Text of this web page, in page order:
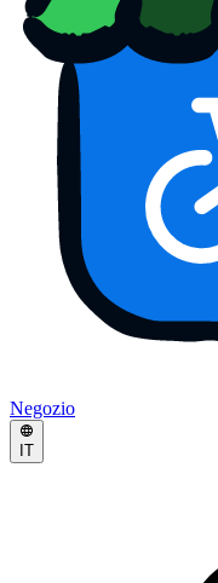
Negozio
IT